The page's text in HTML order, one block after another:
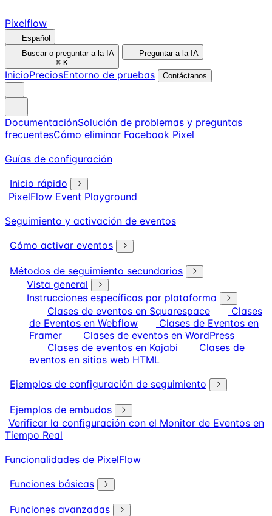
Pixelflow
Español
Buscar o preguntar a la IA
⌘ K
Preguntar a la IA
InicioPreciosEntorno de pruebas Contáctanos
DocumentaciónSolución de problemas y preguntas
frecuentesCómo eliminar Facebook Pixel
Guías de configuración
Inicio rápido
PixelFlow Event Playground
Seguimiento y activación de eventos
Cómo activar eventos
Métodos de seguimiento secundarios
Vista general
Instrucciones específicas por plataforma
Clases de eventos en Squarespace
Clases
de Eventos en Webflow
Clases de Eventos en
Framer
Clases de eventos en WordPress
Clases de eventos en Kajabi
Clases de
eventos en sitios web HTML
Ejemplos de configuración de seguimiento
Ejemplos de embudos
Verificar la configuración con el Monitor de Eventos en
Tiempo Real
Funcionalidades de PixelFlow
Funciones básicas
Funciones avanzadas